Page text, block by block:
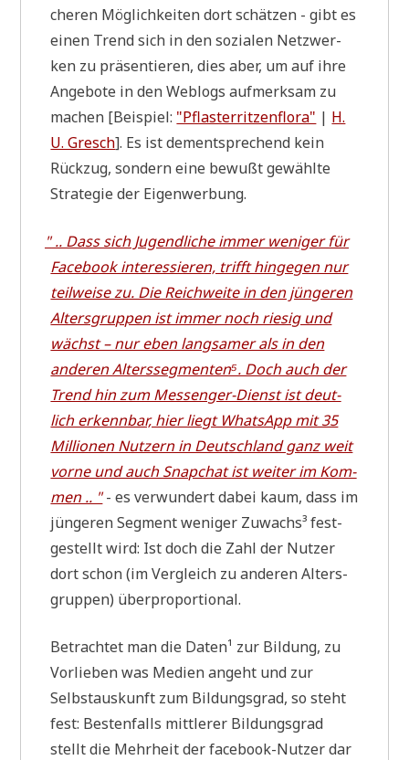
che­ren Mög­lich­kei­ten dort schät­zen - gibt es
einen Trend sich in den sozia­len Netz­wer­
ken zu prä­sen­tie­ren, dies aber, um auf ihre
Ange­bo­te in den Web­logs auf­merk­sam zu
machen [Bei­spiel: "Pfla­ster­rit­zen­flo­ra" | H.
U. Gresch]. Es ist dem­entspre­chend kein
Rück­zug, son­dern eine bewußt gewähl­te
Stra­te­gie der Eigenwerbung.
".. Dass sich Jugend­li­che immer weni­ger für
Face­book inter­es­sie­ren, trifft hin­ge­gen nur
teil­wei­se zu. Die Reich­wei­te in den jün­ge­ren
Alters­grup­pen ist immer noch rie­sig und
wächst – nur eben lang­sa­mer als in den
ande­ren Alters­seg­men­ten⁵. Doch auch der
Trend hin zum Mes­sen­ger-Dienst ist deut­
lich erkenn­bar, hier liegt Whats­App mit 35
Mil­lio­nen Nut­zern in Deutsch­land ganz weit
vor­ne und auch Snap­chat ist wei­ter im Kom­
men .. "- es ver­wun­dert dabei kaum, dass im
jün­ge­ren Seg­ment weni­ger Zuwach­s³ fest­
ge­stellt wird: Ist doch die Zahl der Nut­zer
dort schon (im Ver­gleich zu ande­ren Alters­
grup­pen) überproportional.
Betrach­tet man die Daten¹ zur Bil­dung, zu
Vor­lie­ben was Medi­en angeht und zur
Selbst­aus­kunft zum Bil­dungs­grad, so steht
fest: Besten­falls mitt­le­rer Bil­dungs­grad
stellt die Mehr­heit der face­book-Nut­zer dar